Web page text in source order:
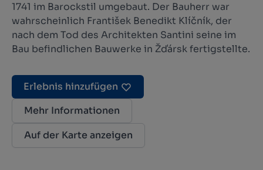
1741 im Barockstil umgebaut. Der Bauherr war
wahrscheinlich František Benedikt Klíčník, der
nach dem Tod des Architekten Santini seine im
Bau befindlichen Bauwerke in Žďársk fertigstellte.
Erlebnis hinzufügen
Mehr Informationen
Auf der Karte anzeigen